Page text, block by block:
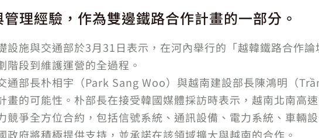
理經驗，作為雙邊鐵路合作計畫的一部分。
施與交通部於3月31日表示，在河內舉行的「越韓鐵路合作論
段到維護運營的全過程。
通部長朴相宇（Park Sang Woo）與越南建設部長陳鴻明（
的可能性。朴部長在接受韓國媒體採訪時表示，越南北南高
爭全方位合約，包括信號系統、通訊設備、電力系統、車輛
府將積極提供支持，並承諾在該領域擴大與越南的合作。